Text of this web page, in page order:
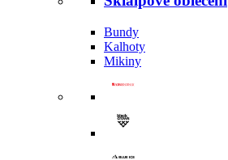
Bundy
Kalhoty
Mikiny